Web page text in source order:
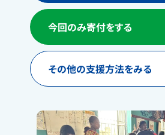
今回のみ寄付をする
その他の支援方法をみる